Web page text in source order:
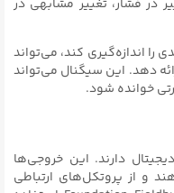
در فشار، تغییر مشابهی در
ترانسمیتر فشار یک فشار ۱۰۰ واحدی را اندازه‌گیری کند، می‌تواند
۴ میلی‌آمپر یا ۲ ولت ارائه دهد. این سیگنال می‌تواند
خوانده شود.
دارند. این خروجی‌ها
و از پروتکل‌های ارتباطی